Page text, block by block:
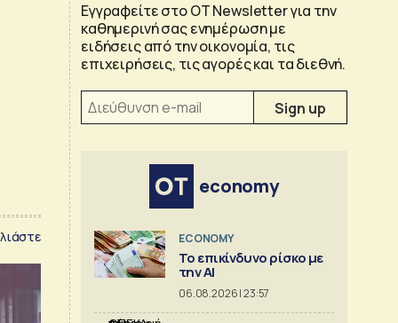
Εγγραφείτε στο OT Newsletter για την
καθημερινή σας ενημέρωση με
ειδήσεις από την οικονομία, τις
επιχειρήσεις, τις αγορές και τα διεθνή.
economy
ECONOMY
Το επικίνδυνο ρίσκο με
την ΑΙ
06.08.2026 | 23:57